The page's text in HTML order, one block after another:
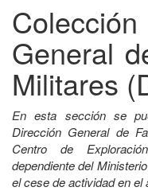
General
Militares
En esta sección se
Dirección General de
Centro de
dependiente del
el cese de actividad en el